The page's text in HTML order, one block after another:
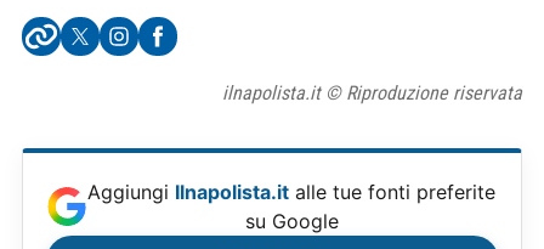
ilnapolista.it © Riproduzione riservata
Aggiungi Ilnapolista.it alle tue fonti preferite
su Google